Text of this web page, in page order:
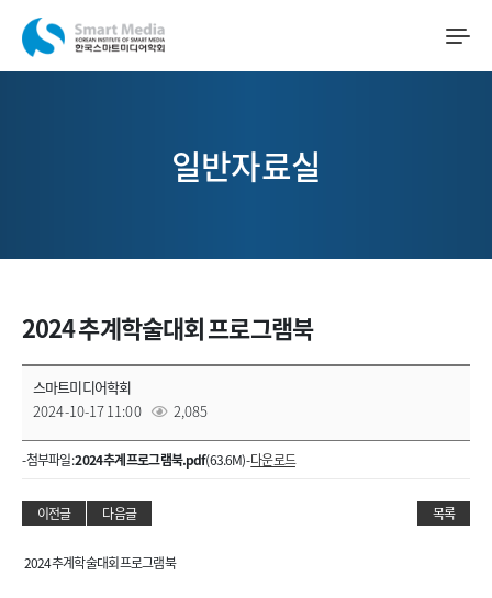
일반자료실
2024 추계학술대회 프로그램북
스마트미디어학회
2024-10-17 11:00
2,085
- 첨부파일 :2024 추계 프로그램북.pdf(63.6M) -다운로드
이전글 다음글 목록
2024 추계학술대회 프로그램북